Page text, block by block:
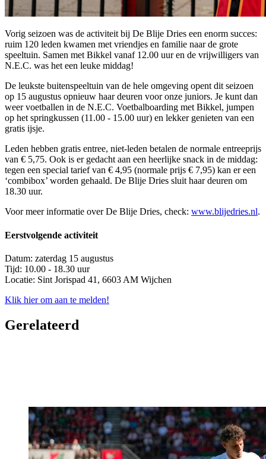
Vorig seizoen was de activiteit bij De Blije Dries een enorm succes:
ruim 120 leden kwamen met vriendjes en familie naar de grote
speeltuin. Samen met Bikkel vanaf 12.00 uur en de vrijwilligers van
N.E.C. was het een leuke middag!
De leukste buitenspeeltuin van de hele omgeving opent dit seizoen
op 15 augustus opnieuw haar deuren voor onze juniors. Je kunt dan
weer voetballen in de N.E.C. Voetbalboarding met Bikkel, jumpen
op het springkussen (11.00 - 15.00 uur) en lekker genieten van een
gratis ijsje.
Leden hebben gratis entree, niet-leden betalen de normale entreeprijs
van € 5,75. Ook is er gedacht aan een heerlijke snack in de middag:
tegen een special tarief van € 4,95 (normale prijs € 7,95) kan er een
‘combibox’ worden gehaald. De Blije Dries sluit haar deuren om
18.30 uur.
Voor meer informatie over De Blije Dries, check: www.blijedries.nl.
Eerstvolgende activiteit
Datum: zaterdag 15 augustus
Tijd: 10.00 - 18.30 uur
Locatie: Sint Jorispad 41, 6603 AM Wijchen
Klik hier om aan te melden!
Gerelateerd